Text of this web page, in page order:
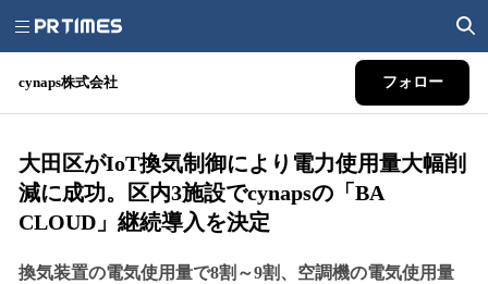
cynaps株式会社 フォロー
大田区がIoT換気制御により電力使用量大幅削
減に成功。区内3施設でcynapsの「BA
CLOUD」継続導入を決定
換気装置の電気使用量で8割～9割、空調機の電気使用量